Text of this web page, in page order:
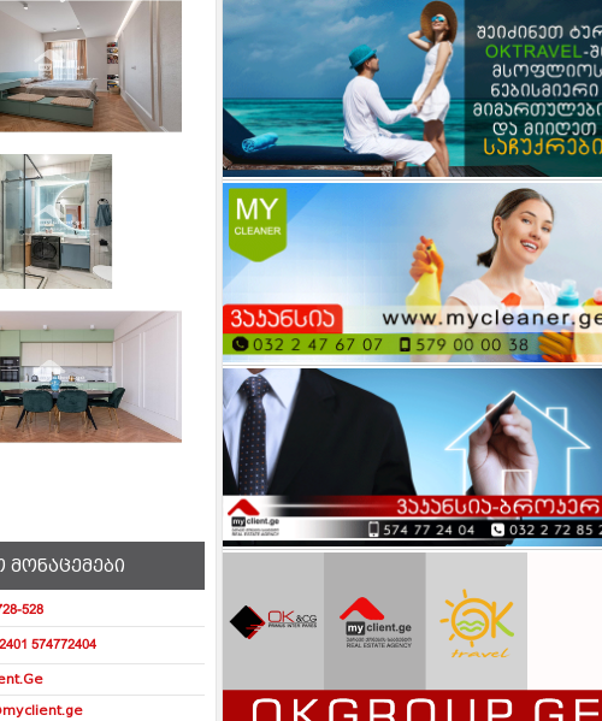
მონაცემები
528
574772404